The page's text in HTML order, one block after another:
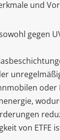
und
gegen
oder
von ETFE